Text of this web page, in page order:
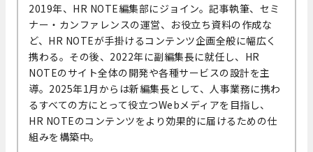
2019年、HR NOTE編集部にジョイン。記事執筆、セミ
ナー・カンファレンスの運営、お役立ち資料の作成な
ど、HR NOTEが手掛けるコンテンツ企画全般に幅広く
携わる。その後、2022年に副編集長に就任し、HR
NOTEのサイト全体の開発や各種サービスの設計を主
導。2025年1月からは新編集長として、人事業務に携わ
るすべての方にとって役立つWebメディアを目指し、
HR NOTEのコンテンツをより効果的に届けるための仕
組みを構築中。